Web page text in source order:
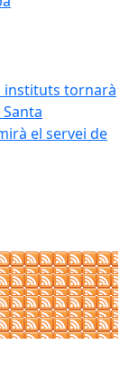
instituts tornarà
el servei de